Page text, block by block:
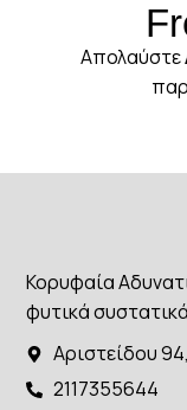
Απολαύστε
Κορυφαία
φυτικά
Αριστείδου
2117355644